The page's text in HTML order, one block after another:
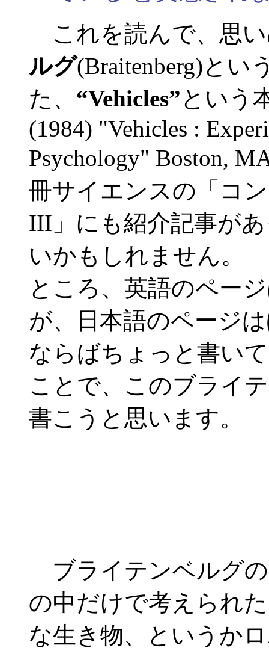
これを読んで、思
ルグ(Braitenberg)とい
た、 “Vehicles”という
(1984) "Vehicles :
Psychology" Boston,
冊サイエンスの「コ
III」にも紹介記事が
いかもしれません。
ところ、英語のペー
が、日本語のページ
ならばちょっと書い
ことで、このブライ
書こうと思います。
ブライテンベルグの
の中だけで考えられ
な生き物、というか